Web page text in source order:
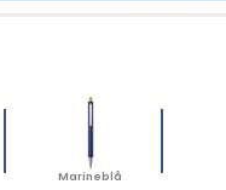
Marineblå